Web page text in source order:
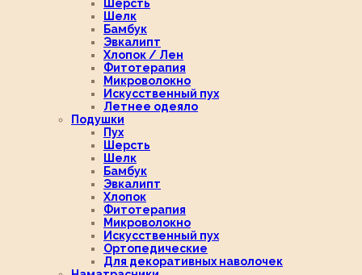
Шерсть
Шелк
Бамбук
Эвкалипт
Хлопок / Лен
Фитотерапия
Микроволокно
Искусственный пух
Летнее одеяло
Подушки
Пух
Шерсть
Шелк
Бамбук
Эвкалипт
Хлопок
Фитотерапия
Микроволокно
Искусственный пух
Ортопедические
Для декоративных наволочек